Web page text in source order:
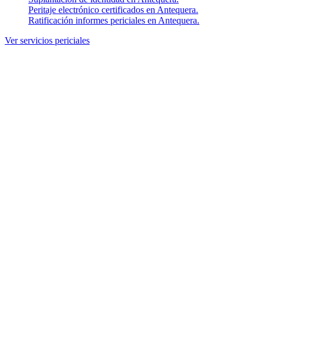
Peritaje electrónico certificados en Antequera.
Ratificación informes periciales en Antequera.
Ver servicios periciales